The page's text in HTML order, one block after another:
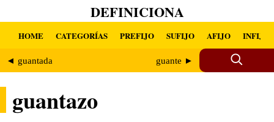
DEFINICIONA
HOME CATEGORÍAS PREFIJO SUFIJO AFIJO INFIJO
◄ guantada guante ►
guantazo